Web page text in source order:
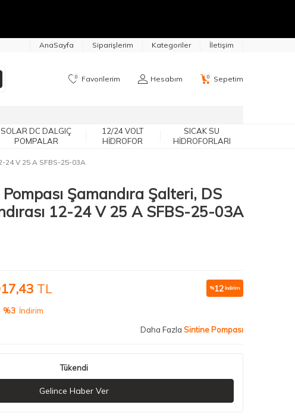
AnaSayfa Siparişlerim Kategoriler İletişim
0 Favorilerim Hesabım 0 Sepetim
SOLAR DC DALGIÇ
POMPALAR
12/24 VOLT
HIDROFOR
SICAK SU
HIDROFORLARI
24 V 25 A SFBS-25-03A
Şamandıra Şalteri, DS
12-24 V 25 A SFBS-25-03A
TL %12 İndirim
%3 İndirim
Daha Fazla Sintine Pompası
Tükendi
Gelince Haber Ver